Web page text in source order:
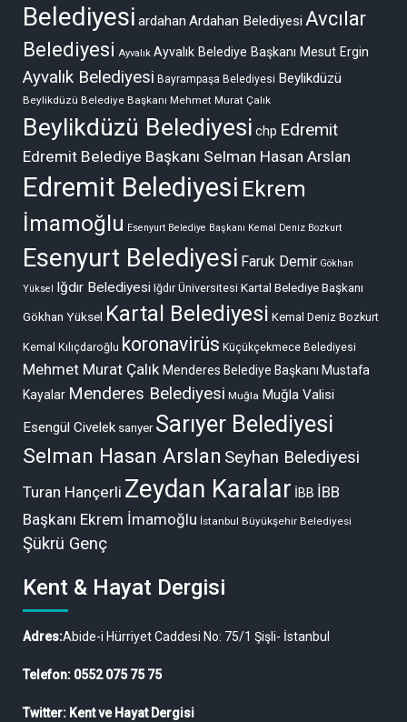
Belediyesi ardahan Ardahan Belediyesi Avcılar
Belediyesi Ayvalık Ayvalık Belediye Başkanı Mesut Ergin
Ayvalık Belediyesi Bayrampaşa Belediyesi Beylikdüzü
Beylikdüzü Belediye Başkanı Mehmet Murat Çalık
Beylikdüzü Belediyesi chp Edremit
Edremit Belediye Başkanı Selman Hasan Arslan
Edremit Belediyesi Ekrem
İmamoğlu Esenyurt Belediye Başkanı Kemal Deniz Bozkurt
Esenyurt Belediyesi Faruk Demir Gökhan
Yüksel Iğdır Belediyesi Iğdır Üniversitesi Kartal Belediye Başkanı
Gökhan Yüksel Kartal Belediyesi Kemal Deniz Bozkurt
Kemal Kılıçdaroğlu koronavirüs Küçükçekmece Belediyesi
Mehmet Murat Çalık Menderes Belediye Başkanı Mustafa
Kayalar Menderes Belediyesi Muğla Muğla Valisi
Esengül Civelek sarıyer Sarıyer Belediyesi
Selman Hasan Arslan Seyhan Belediyesi
Turan Hançerli Zeydan Karalar İBB İBB
Başkanı Ekrem İmamoğlu İstanbul Büyükşehir Belediyesi
Şükrü Genç
Kent & Hayat Dergisi
Adres:Abide-i Hürriyet Caddesi No: 75/1 Şişli- İstanbul
Telefon: 0552 075 75 75
Twitter: Kent ve Hayat Dergisi